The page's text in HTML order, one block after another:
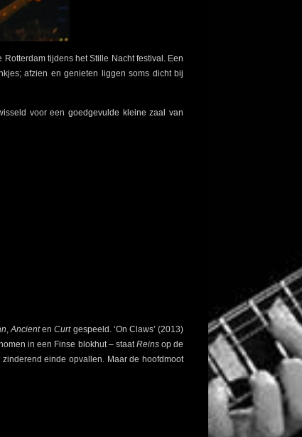
tijdens het Stille Nacht festival. Een
afzien en genieten liggen soms dicht bij
voor een goedgevulde kleine zaal van
,AncientenCurt gespeeld. ‘On Claws’ (2013)
in een Finse blokhut – staat Reinsop de
einde opvallen. Maar de hoofdmoot